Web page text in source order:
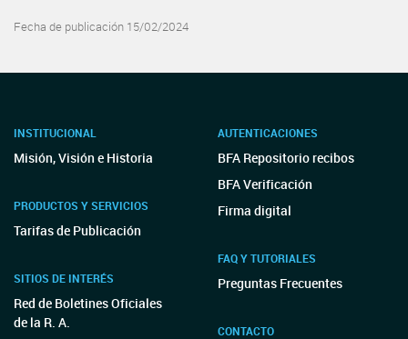
Fecha de publicación 15/02/2024
INSTITUCIONAL
Misión, Visión e Historia
PRODUCTOS Y SERVICIOS
Tarifas de Publicación
SITIOS DE INTERÉS
Red de Boletines Oficiales
de la R. A.
AUTENTICACIONES
BFA Repositorio recibos
BFA Verificación
Firma digital
FAQ Y TUTORIALES
Preguntas Frecuentes
CONTACTO